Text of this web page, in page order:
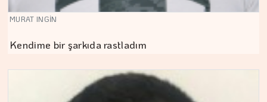
MURAT INGİN
Kendime bir şarkıda rastladım